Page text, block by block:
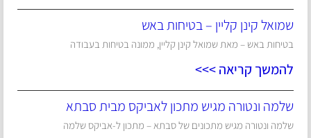
שמואל קינן קליין – בטיחות באש
בטיחות באש – מאת שמואל קינן קליין, ממונה בטיחות בעבודה
להמשך קריאה >>>
שלמה ונטורה מגיש מתכון לאביקס מבית סבתא
שלמה ונטורה מגיש מתכונים של סבתא – מתכון ל-אביקס שלמה